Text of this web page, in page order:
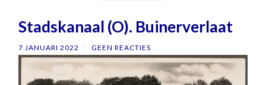
Stadskanaal (O). Buinerverlaat
7 JANUARI 2022 / GEEN REACTIES